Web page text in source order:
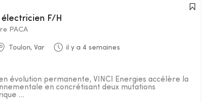
électricien F/H
PACA
Toulon, Var il y a 4 semaines
évolution permanente, VINCI Energies accélère la
en concrétisant deux mutations
...